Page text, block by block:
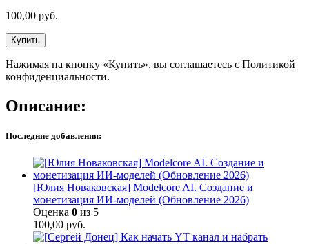
100,00 руб.
Купить
Нажимая на кнопку «Купить», вы соглашаетесь с Политикой
конфиденциальности.
Описание:
Последние добавления:
[Юлия Новаковская] Modelcore AI. Создание и
монетизация ИИ-моделей (Обновление 2026)
Оценка 0 из 5
100,00 руб.